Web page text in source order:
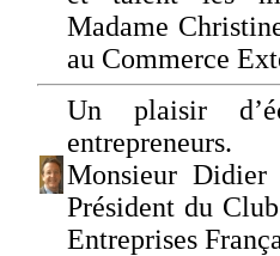
Madame
au Commerce
Un plaisir
entrepreneurs.
Monsieur
Président du
Entreprises